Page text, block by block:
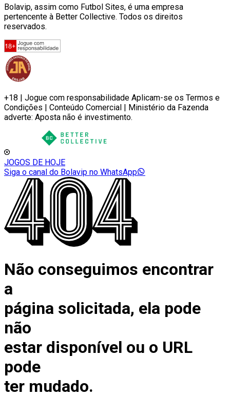
Bolavip, assim como Futbol Sites, é uma empresa
pertencente à Better Collective. Todos os direitos
reservados.
+18 | Jogue com responsabilidade Aplicam-se os Termos e
Condições | Conteúdo Comercial | Ministério da Fazenda
adverte: Aposta não é investimento.
JOGOS DE HOJE
Siga o canal do Bolavip no WhatsApp
Não conseguimos encontrar
a
página solicitada, ela pode
não
estar disponível ou o URL
pode
ter mudado.